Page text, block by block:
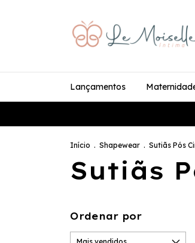
Lançamentos
Início . Shapewear . Sutiãs Pós
Sutiãs
Ordenar por